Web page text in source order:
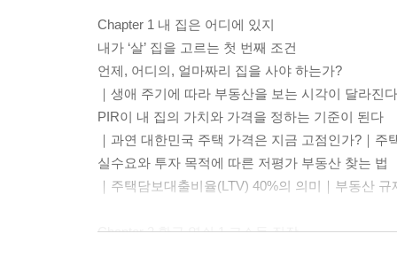
Chapter 1 내 집은 어디에 있지
내가 ‘살’ 집을 고르는 첫 번째 조건
언제, 어디의, 얼마짜리 집을 사야 하는가?
｜생애 주기에 따라 부동산을 보는 시각이 달라진
PIR이 내 집의 가치와 가격을 정하는 기준이 된다
｜과연 대한민국 주택 가격은 지금 고점인가?｜주
실수요와 투자 목적에 따른 저평가 부동산 찾는 법
｜주택담보대출비율(LTV) 40%의 의미｜부동산
Chapter 2 황금 열쇠 1 고소득 직장